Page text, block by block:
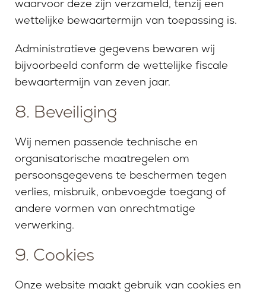
waarvoor deze zijn verzameld, tenzij een
wettelijke bewaartermijn van toepassing is.
Administratieve gegevens bewaren wij
bijvoorbeeld conform de wettelijke fiscale
bewaartermijn van zeven jaar.
8. Beveiliging
Wij nemen passende technische en
organisatorische maatregelen om
persoonsgegevens te beschermen tegen
verlies, misbruik, onbevoegde toegang of
andere vormen van onrechtmatige
verwerking.
9. Cookies
Onze website maakt gebruik van cookies en